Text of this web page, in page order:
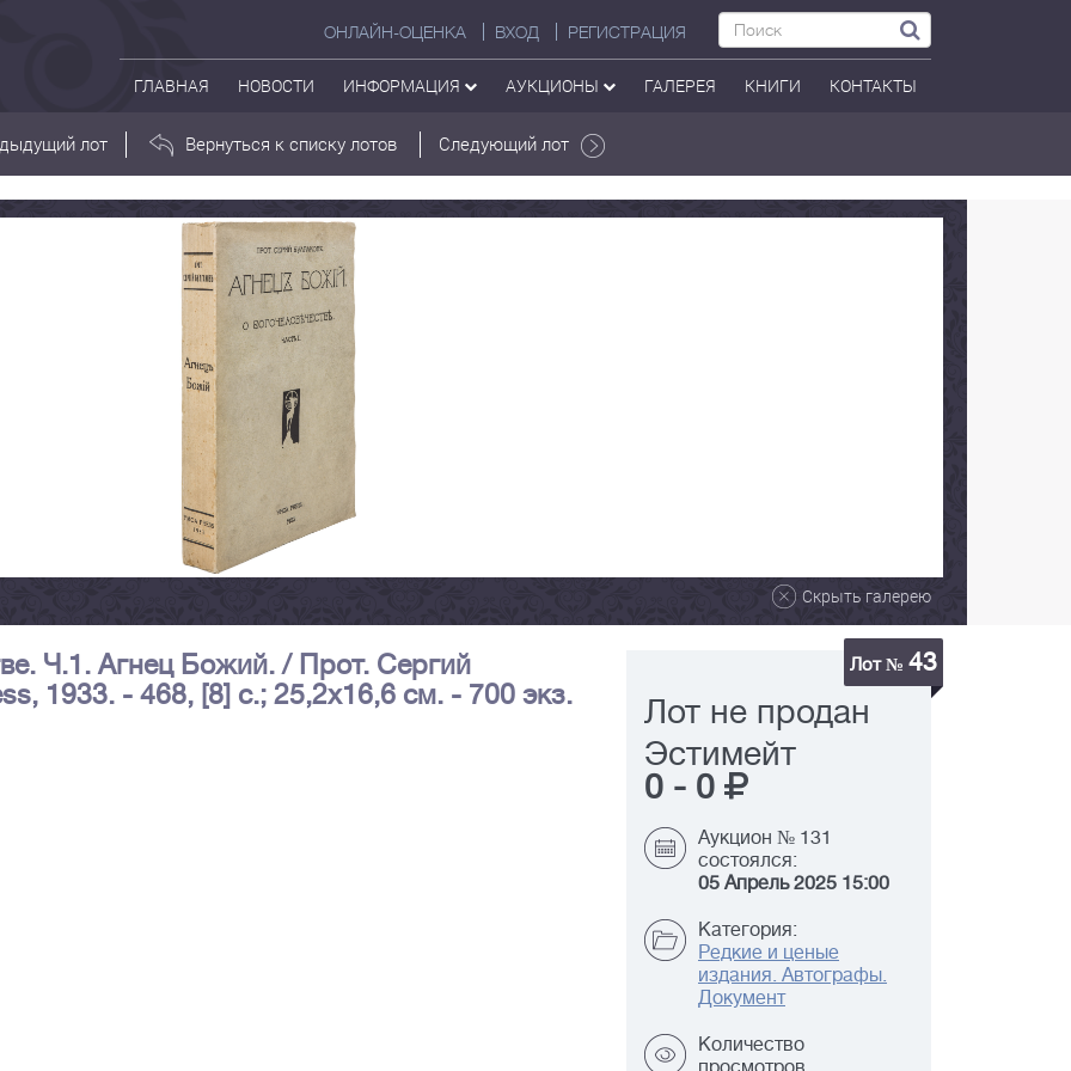
ОНЛАЙН-ОЦЕНКА ВХОД РЕГИСТРАЦИЯ
ГЛАВНАЯ НОВОСТИ ИНФОРМАЦИЯ АУКЦИОНЫ ГАЛЕРЕЯ КНИГИ КОНТАКТЫ
лот Вернуться к списку лотов Следующий лот
Скрыть галерею
Ч.1. Агнец Божий. / Прот. Сергий
1933. - 468, [8] с.; 25,2х16,6 см. - 700 экз.
Лот № 43
Лот не продан
Эстимейт
0 - 0
Аукцион № 131
состоялся:
05 Апрель 2025 15:00
Категория:
Редкие и ценые
издания. Автографы.
Документ
Количество